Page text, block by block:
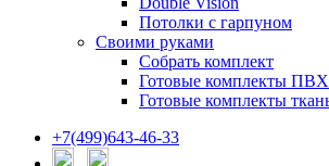
Потолки с гарпуном
Своими руками
Собрать комплект
Готовые комплекты ПВХ
Готовые комплекты
+7(499)643-46-33